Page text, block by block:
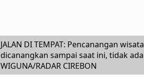
JALAN DI TEMPAT: Pencanangan
dicanangkan sampai saat ini, tidak
WIGUNA/RADAR CIREBON